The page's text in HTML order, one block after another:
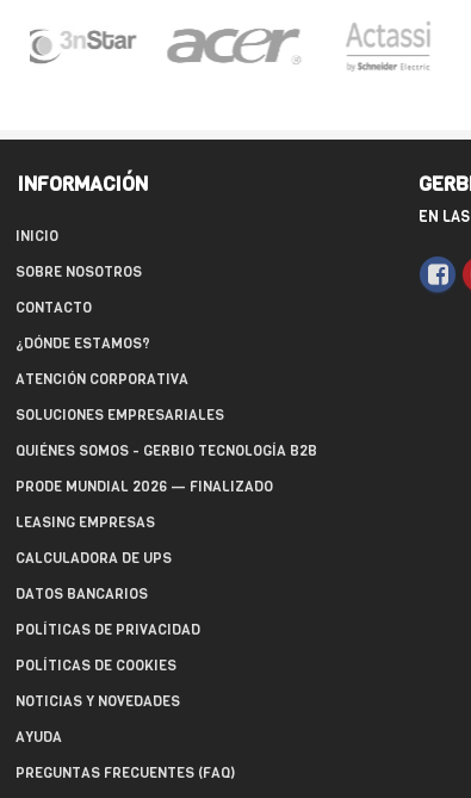
INFORMACIÓN
INICIO
SOBRE NOSOTROS
CONTACTO
¿DÓNDE ESTAMOS?
ATENCIÓN CORPORATIVA
SOLUCIONES EMPRESARIALES
QUIÉNES SOMOS - GERBIO TECNOLOGÍA B2B
PRODE MUNDIAL 2026 — FINALIZADO
LEASING EMPRESAS
CALCULADORA DE UPS
DATOS BANCARIOS
POLÍTICAS DE PRIVACIDAD
POLÍTICAS DE COOKIES
NOTICIAS Y NOVEDADES
AYUDA
PREGUNTAS FRECUENTES (FAQ)
EN